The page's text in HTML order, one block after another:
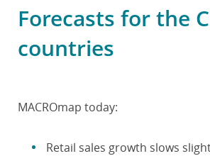
Forecasts for the
countries
MACROmap today:
Retail sales growth slows